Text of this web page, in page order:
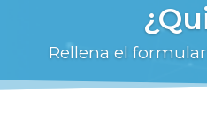
Rellena el